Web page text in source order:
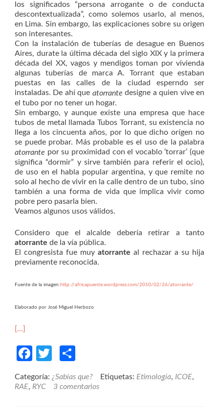
los significados “persona arrogante o de conducta
descontextualizada”, como solemos usarlo, al menos,
en Lima. Sin embargo, las explicaciones sobre su origen
son interesantes.
Con la instalación de tuberías de desague en Buenos
Aires, durate la última década del siglo XIX y la primera
década del XX, vagos y mendigos toman por vivienda
algunas tuberías de marca A. Torrant que estaban
puestas en las calles de la ciudad esperndo ser
instaladas. De ahí que atorrante designe a quien vive en
el tubo por no tener un hogar.
Sin embargo, y aunque existe una empresa que hace
tubos de metal llamada Tubos Torrant, su existencia no
llega a los cincuenta años, por lo que dicho orígen no
se puede probar. Más probable es el uso de la palabra
atorrante por su proximidad con el vocablo ‘torrar’ (que
significa “dormir” y sirve también para referir el ocio),
de uso en el habla popular argentina, y que remite no
solo al hecho de vivir en la calle dentro de un tubo, sino
también a una forma de vida que implica vivir como
pobre pero pasarla bien.
Veamos algunos usos válidos.
Considero que el alcalde debería retirar a tanto
atorrante de la vía pública.
El congresista fue muy atorrante al rechazar a su hija
previamente reconocida.
Fuente de la imagen: http://africapuente.wordpress.com/2010/02/26/atorrante/
Elaborado por José Miguel Herbozo
[…]
Facebook
Twitter
Categoría: ¿Sabías que? Etiquetas: Etimología, ICOE,
RAE, RYC 3 comentarios